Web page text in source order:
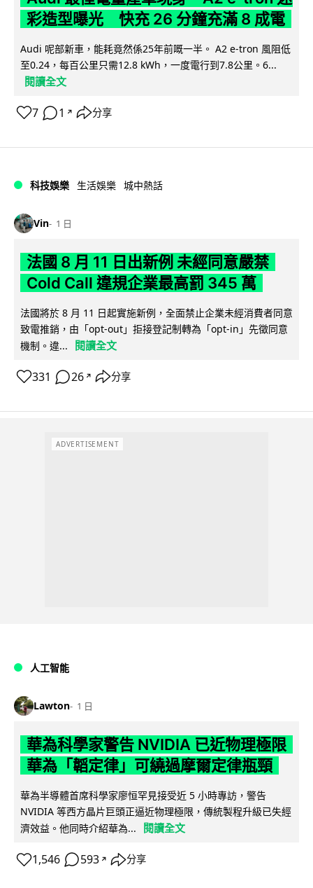
彩造型曝光 快充 26 分鐘充滿 8 成電
Audi 呢部新車，能耗竟然係25年前嘅一半。 A2 e-tron 風阻低
至0.24，每百公里只需12.8 kWh，一度電行到7.8公里。6...
閱讀全文
7 1 ↗ 分享
科技娛樂 生活娛樂 城中熱話
Vin 1 日
法國 8 月 11 日出新例 未經同意嚴禁
Cold Call 違規企業最高罰 345 萬
法國將於 8 月 11 日起實施新例，全面禁止企業未經消費者同意
致電推銷，由「opt-out」拒接登記制轉為「opt-in」先徵同意
機制。違...
閱讀全文
331 26 ↗ 分享
ADVERTISEMENT
人工智能
Lawton 1 日
華為科學家警告 NVIDIA 已近物理極限
華為「韜定律」可繞過摩爾定律瓶頸
華為半導體首席科學家廖恒罕見接受近 5 小時專訪，警告
NVIDIA 等西方晶片巨頭正逼近物理極限，傳統製程升級已失經
濟效益。他同時介紹華為...
閱讀全文
1,546 593 ↗ 分享